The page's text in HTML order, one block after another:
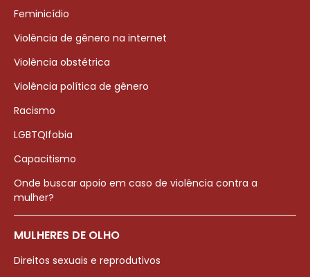
Feminicídio
Violência de gênero na internet
Violência obstétrica
Violência política de gênero
Racismo
LGBTQIfobia
Capacitismo
Onde buscar apoio em caso de violência contra a
mulher?
MULHERES DE OLHO
Direitos sexuais e reprodutivos